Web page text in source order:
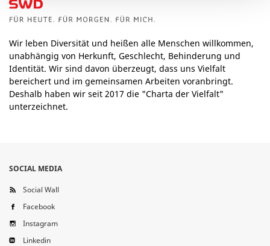
Wir leben Diversität und heißen alle Menschen willkommen,
unabhängig von Herkunft, Geschlecht, Behinderung und
Identität. Wir sind davon überzeugt, dass uns Vielfalt
bereichert und im gemeinsamen Arbeiten voranbringt.
Deshalb haben wir seit 2017 die "Charta der Vielfalt"
unterzeichnet.
SOCIAL MEDIA
Social Wall
Facebook
Instagram
Linkedin